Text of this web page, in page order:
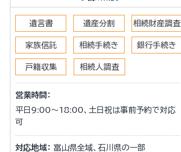
遺言書 遺産分割 相続財産調査
家族信託 相続手続き 銀行手続き
戸籍収集 相続人調査
営業時間：
平日9:00～18:00、土日祝は事前予約で対応
可
対応地域： 富山県全域、石川県の一部